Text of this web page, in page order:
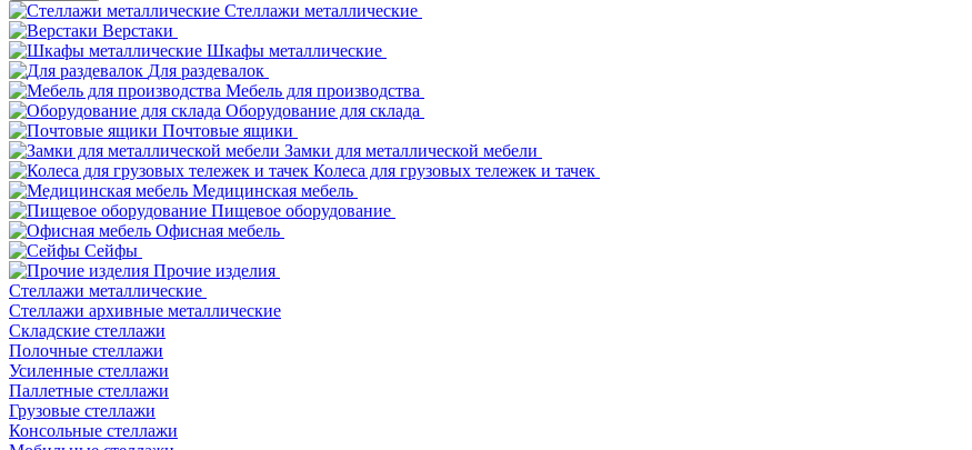
Стеллажи металлические
Верстаки
Шкафы металлические
Для раздевалок
Мебель для производства
Оборудование для склада
Почтовые ящики
Замки для металлической мебели
Колеса для грузовых тележек и тачек
Медицинская мебель
Пищевое оборудование
Офисная мебель
Сейфы
Прочие изделия
Стеллажи металлические
Cтеллажи архивные металлические
Складские стеллажи
Полочные стеллажи
Усиленные стеллажи
Паллетные стеллажи
Грузовые стеллажи
Консольные стеллажи